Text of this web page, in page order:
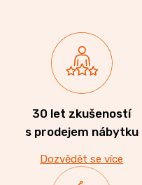
30 let zkušeností
s prodejem nábytku
Dozvědět se více